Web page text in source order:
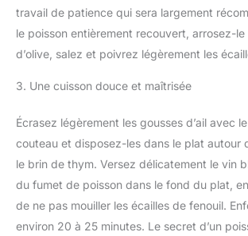
travail de patience qui sera largement
le poisson entièrement recouvert, arrosez-le
d’olive, salez et poivrez légèrement les
3. Une cuisson douce et maîtrisée
Écrasez légèrement les gousses d’ail avec
couteau et disposez-les dans le plat autour
le brin de thym. Versez délicatement le vin
du fumet de poisson dans le fond du plat,
de ne pas mouiller les écailles de fenouil.
environ 20 à 25 minutes. Le secret d’un